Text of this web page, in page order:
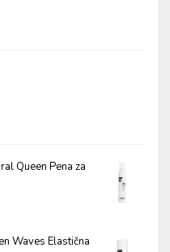
Queen Pena za
Waves Elastična